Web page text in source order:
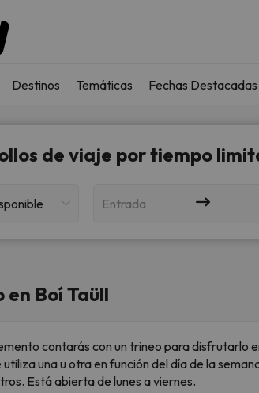
Destinos Temáticas Fechas Destacadas
de viaje por tiempo
Entrada
Boí Taüll
contarás con un trineo para disfrutarlo
una u otra en función del día de la
Está abierta de lunes a viernes.